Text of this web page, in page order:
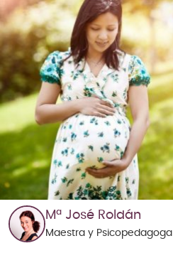
Mª José Roldán
Maestra y Psicopedagoga